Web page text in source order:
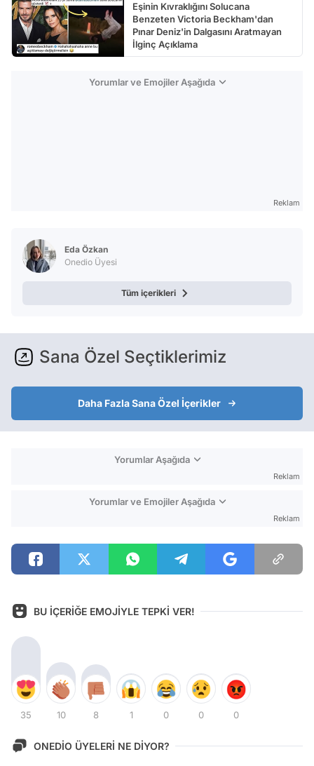
Eşinin Kıvraklığını Solucana
Benzeten Victoria Beckham'dan
Pınar Deniz'in Dalgasını Aratmayan
İlginç Açıklama
Yorumlar ve Emojiler Aşağıda
Reklam
Eda Özkan
Onedio Üyesi
Tüm içerikleri
Sana Özel Seçtiklerimiz
Daha Fazla Sana Özel İçerikler
Yorumlar Aşağıda
Reklam
Yorumlar ve Emojiler Aşağıda
Reklam
BU İÇERİĞE EMOJİYLE TEPKİ VER!
35 10 8 1 0 0 0
ONEDİO ÜYELERİ NE DİYOR?